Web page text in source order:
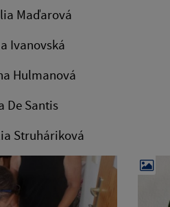
Maďarová
Ivanovská
Hulmanová
De Santis
Struháriková